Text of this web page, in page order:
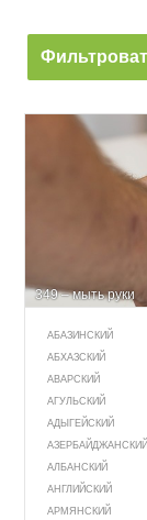
349 – мыть руки
АБАЗИНСКИЙ
АБХАЗСКИЙ
АВАРСКИЙ
АГУЛЬСКИЙ
АДЫГЕЙСКИЙ
АЗЕРБАЙДЖАН­СКИЙ
АЛБАНСКИЙ
АНГЛИЙСКИЙ
АРМЯНСКИЙ